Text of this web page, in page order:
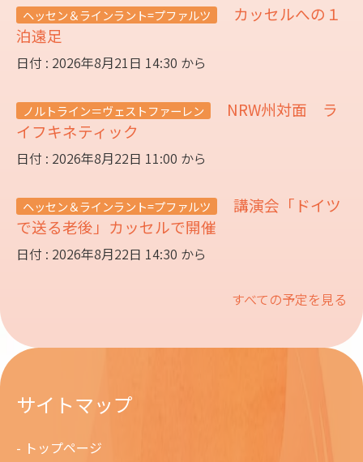
ヘッセン＆ラインラント=プファルツ
カッセルへの１
泊遠足
日付 : 2026年8月21日 14:30 から
ノルトライン＝ヴェストファーレン
NRW州対面 ラ
イフキネティック
日付 : 2026年8月22日 11:00 から
ヘッセン＆ラインラント=プファルツ
講演会「ドイツ
で送る老後」カッセルで開催
日付 : 2026年8月22日 14:30 から
すべての予定を見る
サイトマップ
トップページ